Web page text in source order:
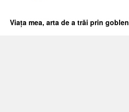
Viața mea, arta de a trăi prin goblen